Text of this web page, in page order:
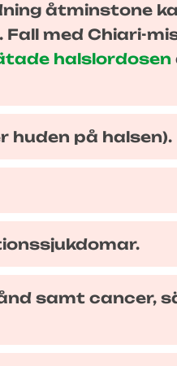
åtminstone
med Chiari-
halslordosen
huden på halsen).
samt cancer,